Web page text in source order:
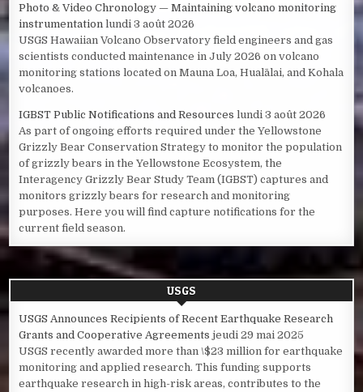
Photo & Video Chronology — Maintaining volcano monitoring
instrumentation lundi 3 août 2026
USGS Hawaiian Volcano Observatory field engineers and gas
scientists conducted maintenance in July 2026 on volcano
monitoring stations located on Mauna Loa, Hualālai, and Kohala
volcanoes.
IGBST Public Notifications and Resources lundi 3 août 2026
As part of ongoing efforts required under the Yellowstone
Grizzly Bear Conservation Strategy to monitor the population
of grizzly bears in the Yellowstone Ecosystem, the
Interagency Grizzly Bear Study Team (IGBST) captures and
monitors grizzly bears for research and monitoring
purposes. Here you will find capture notifications for the
current field season.
USGS
USGS Announces Recipients of Recent Earthquake Research
Grants and Cooperative Agreements jeudi 29 mai 2025
USGS recently awarded more than \$23 million for earthquake
monitoring and applied research. This funding supports
earthquake research in high-risk areas, contributes to the